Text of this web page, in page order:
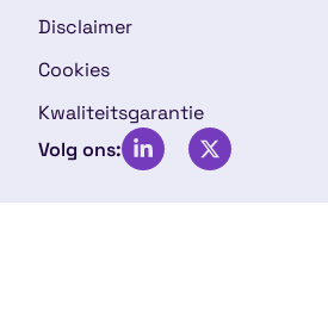
Disclaimer
Cookies
Kwaliteitsgarantie
Volg ons: